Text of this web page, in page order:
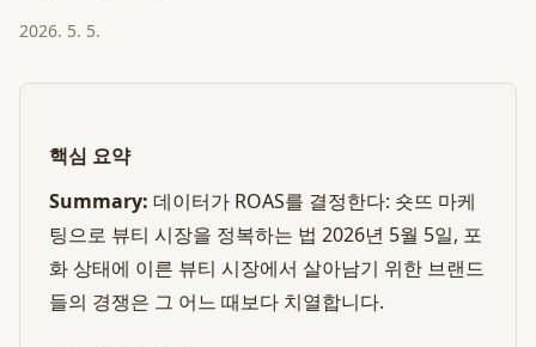
2026. 5. 5.
핵심 요약
Summary: 데이터가 ROAS를 결정한다: 숏뜨 마케
팅으로 뷰티 시장을 정복하는 법 2026년 5월 5일, 포
화 상태에 이른 뷰티 시장에서 살아남기 위한 브랜드
들의 경쟁은 그 어느 때보다 치열합니다.